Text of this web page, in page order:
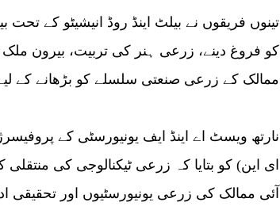
تینوں فریقوں نے بیلٹ اینڈ روڈ انیشیٹو کے تحت
کو فروغ دینے، زرعی ہنر کی تربیت، بیرون
ممالک کے زرعی صنعتی سلسلے کو بڑھانے کے
نارتھ ویسٹ اے اینڈ ایف یونیورسٹی کے
ای این) کو بتایا کہ زرعی ٹیکنالوجی کی منتقلی
آئی ممالک کی زرعی یونیورسٹیوں اور تحقیقی